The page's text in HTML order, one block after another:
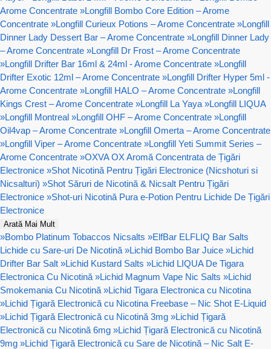
Arome Concentrate »Longfill Bombo Core Edition – Arome
Concentrate »Longfill Curieux Potions – Arome Concentrate »Longfill
Dinner Lady Dessert Bar – Arome Concentrate »Longfill Dinner Lady
– Arome Concentrate »Longfill Dr Frost – Arome Concentrate
»Longfill Drifter Bar 16ml & 24ml - Arome Concentrate »Longfill
Drifter Exotic 12ml – Arome Concentrate »Longfill Drifter Hyper 5ml -
Arome Concentrate »Longfill HALO – Arome Concentrate »Longfill
Kings Crest – Arome Concentrate »Longfill La Yaya »Longfill LIQUA
»Longfill Montreal »Longfill OHF – Arome Concentrate »Longfill
Oil4vap – Arome Concentrate »Longfill Omerta – Arome Concentrate
»Longfill Viper – Arome Concentrate »Longfill Yeti Summit Series –
Arome Concentrate »OXVA OX Aromă Concentrata de Țigări
Electronice »Shot Nicotină Pentru Țigări Electronice (Nicshoturi si
Nicsalturi) »Shot Săruri de Nicotină & Nicsalt Pentru Țigări
Electronice »Shot-uri Nicotină Pura e-Potion Pentru Lichide De Țigări
Electronice
Arată Mai Mult
»Bombo Platinum Tobaccos Nicsalts »ElfBar ELFLIQ Bar Salts
Lichide cu Sare-uri De Nicotină »Lichid Bombo Bar Juice »Lichid
Drifter Bar Salt »Lichid Kustard Salts »Lichid LIQUA De Tigara
Electronica Cu Nicotină »Lichid Magnum Vape Nic Salts »Lichid
Smokemania Cu Nicotină »Lichid Tigara Electronica cu Nicotina
»Lichid Țigară Electronică cu Nicotina Freebase – Nic Shot E-Liquid
»Lichid Țigară Electronică cu Nicotină 3mg »Lichid Țigară
Electronică cu Nicotină 6mg »Lichid Țigară Electronică cu Nicotină
9mg »Lichid Țigară Electronică cu Sare de Nicotină – Nic Salt E-